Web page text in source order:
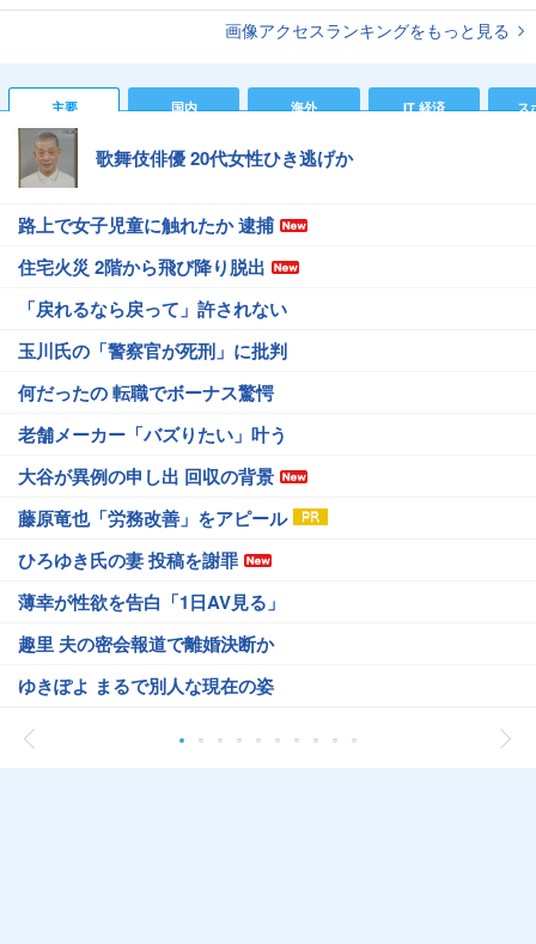
画像アクセスランキングをもっと見る
主要 国内 海外 IT 経済 ス
歌舞伎俳優 20代女性ひき逃げか
路上で女子児童に触れたか 逮捕
住宅火災 2階から飛び降り脱出
「戻れるなら戻って」許されない
玉川氏の「警察官が死刑」に批判
何だったの 転職でボーナス驚愕
老舗メーカー「バズりたい」叶う
大谷が異例の申し出 回収の背景
藤原竜也「労務改善」をアピール
ひろゆき氏の妻 投稿を謝罪
薄幸が性欲を告白「1日AV見る」
趣里 夫の密会報道で離婚決断か
ゆきぽよ まるで別人な現在の姿